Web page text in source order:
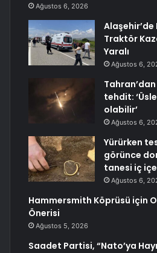
Ağustos 6, 2026
Traktör
Yaralı
Ağustos 6,
tehdit:
olabilir’
Ağustos 6,
Yürürken
görünce
tanesi iç
Ağustos 6,
Hammersmith Köprüsü için
Önerisi
Ağustos 5, 2026
Saadet Partisi, “Nato’ya